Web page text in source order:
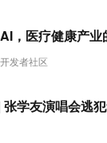
发者社区
，医疗健康产业
学友演唱会逃